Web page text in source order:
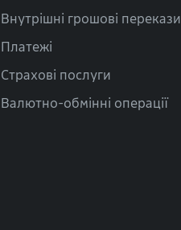
Внутрішні грошові перекази
Платежі
Страхові послуги
Валютно-обмінні операції